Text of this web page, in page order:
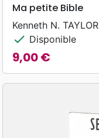
Ma petite Bible
Kenneth N. TAYLOR
check Disponible
Prix
9,00 €